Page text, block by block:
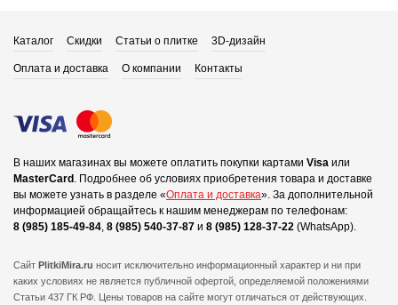
Каталог Скидки Статьи о плитке 3D-дизайн
Оплата и доставка О компании Контакты
В наших магазинах вы можете оплатить покупки картами Visa или
MasterCard . Подробнее об условиях приобретения товара и доставке
вы можете узнать в разделе «Оплата и доставка». За дополнительной
информацией обращайтесь к нашим менеджерам по телефонам:
8 (985) 185-49-84, 8 (985) 540-37-87 и 8 (985) 128-37-22 (WhatsApp).
Сайт PlitkiMira.ru носит исключительно информационный характер и ни при
каких условиях не является публичной офертой, определяемой положениями
Статьи 437 ГК РФ. Цены товаров на сайте могут отличаться от действующих.